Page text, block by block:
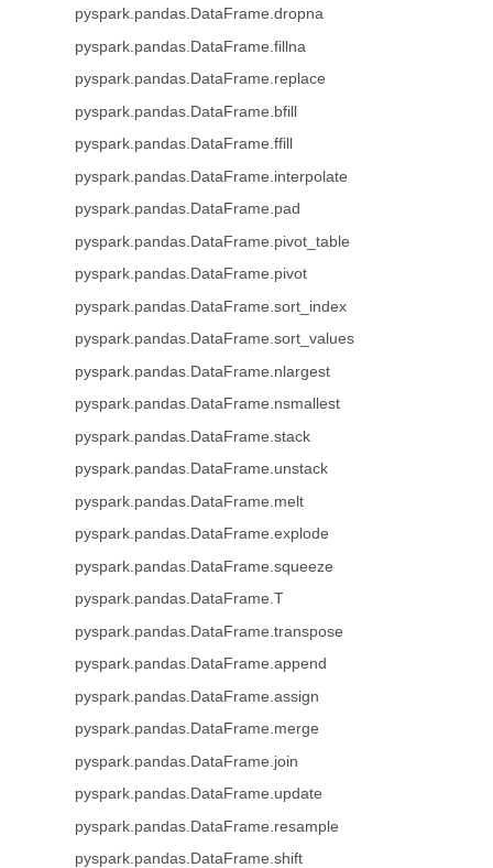
pyspark.pandas.DataFrame.dropna
pyspark.pandas.DataFrame.fillna
pyspark.pandas.DataFrame.replace
pyspark.pandas.DataFrame.bfill
pyspark.pandas.DataFrame.ffill
pyspark.pandas.DataFrame.interpolate
pyspark.pandas.DataFrame.pad
pyspark.pandas.DataFrame.pivot_table
pyspark.pandas.DataFrame.pivot
pyspark.pandas.DataFrame.sort_index
pyspark.pandas.DataFrame.sort_values
pyspark.pandas.DataFrame.nlargest
pyspark.pandas.DataFrame.nsmallest
pyspark.pandas.DataFrame.stack
pyspark.pandas.DataFrame.unstack
pyspark.pandas.DataFrame.melt
pyspark.pandas.DataFrame.explode
pyspark.pandas.DataFrame.squeeze
pyspark.pandas.DataFrame.T
pyspark.pandas.DataFrame.transpose
pyspark.pandas.DataFrame.append
pyspark.pandas.DataFrame.assign
pyspark.pandas.DataFrame.merge
pyspark.pandas.DataFrame.join
pyspark.pandas.DataFrame.update
pyspark.pandas.DataFrame.resample
pyspark.pandas.DataFrame.shift